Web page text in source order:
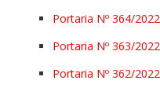
Portaria Nº 364/2022
Portaria Nº 363/2022
Portaria Nº 362/2022